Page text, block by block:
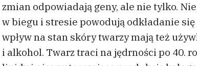
zmian odpowiadają geny, ale nie tylko.
w biegu i stresie powodują odkładanie
wpływ na stan skóry twarzy mają też
i alkohol. Twarz traci na jędrności po 40.